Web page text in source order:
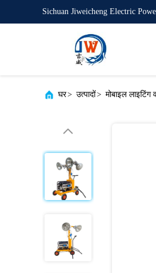
Sichuan Jiweicheng Electric
घर> उत्पादों> मोबाइल लाइटिंग